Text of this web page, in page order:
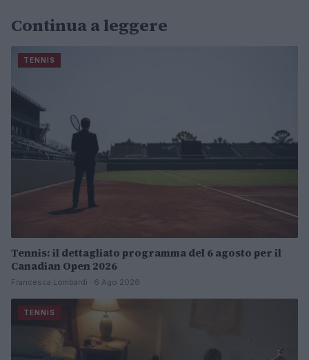
Continua a leggere
TENNIS
Tennis: il dettagliato programma del 6 agosto per il
Canadian Open 2026
Francesca Lombardi · 6 Ago 2026
TENNIS